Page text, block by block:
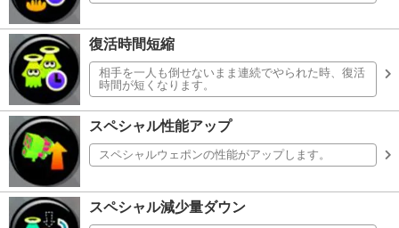
復活時間短縮
相手を一人も倒せないまま連続でやられた時、復活
時間が短くなります。
スペシャル性能アップ
スペシャルウェポンの性能がアップします。
スペシャル減少量ダウン